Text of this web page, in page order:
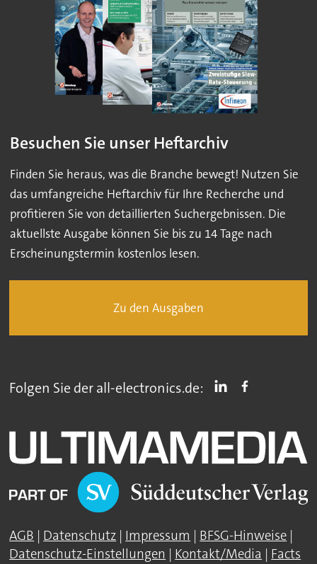
Besuchen Sie unser Heftarchiv
Finden Sie heraus, was die Branche bewegt! Nutzen Sie
das umfangreiche Heftarchiv für Ihre Recherche und
profitieren Sie von detaillierten Suchergebnissen. Die
aktuellste Ausgabe können Sie bis zu 14 Tage nach
Erscheinungstermin kostenlos lesen.
Zu den Ausgaben
Folgen Sie der all-electronics.de:
AGB | Datenschutz | Impressum | BFSG-Hinweise |
Datenschutz-Einstellungen | Kontakt/Media | Facts